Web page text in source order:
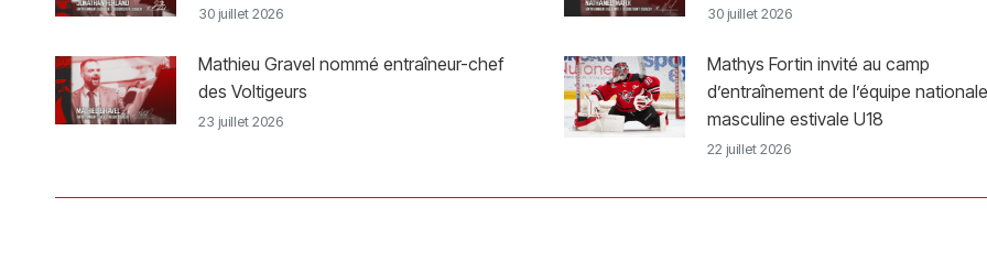
30 juillet 2026 30 juillet 2026
Mathieu Gravel nommé entraîneur-chef
des Voltigeurs
23 juillet 2026
Mathys Fortin invité au camp
d’entraînement de l’équipe nationale
masculine estivale U18
22 juillet 2026